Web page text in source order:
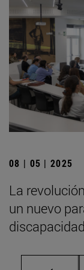
08 | 05 | 2025
La
un nuevo
discapacidad